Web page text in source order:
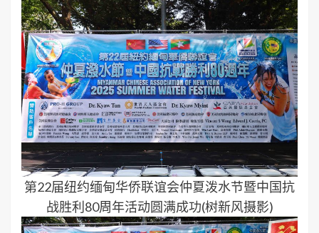
第22届纽约缅甸华侨联谊会仲夏泼水节暨中国抗
战胜利80周年活动圆满成功(树新风摄影)